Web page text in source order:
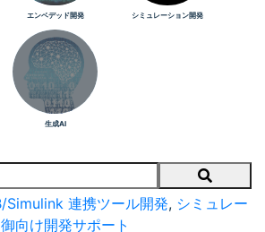
エンベデッド開発 シミュレーション開発
生成AI
Search
Simulink 連携ツール開発, シミュレー
向け開発サポート